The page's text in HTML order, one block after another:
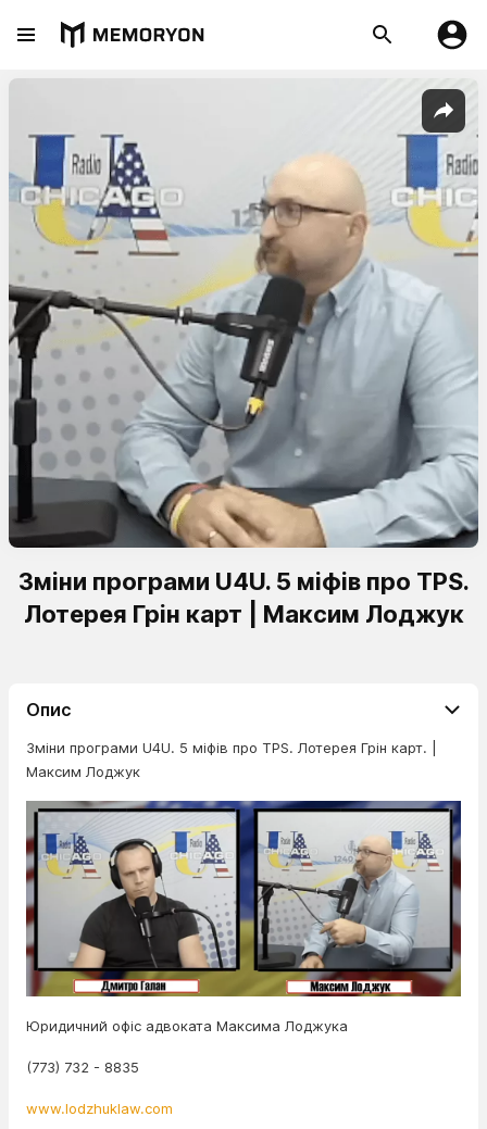
Зміни програми U4U. 5 міфів про TPS.
Лотерея Грін карт | Максим Лоджук
Опис
Зміни програми U4U. 5 міфів про TPS. Лотерея Грін карт. |
Максим Лоджук
Юридичний офіс адвоката Максима Лоджука
(773) 732 - 8835
www.lodzhuklaw.com